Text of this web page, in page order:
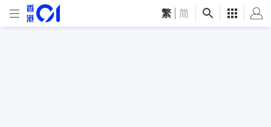
繁 简